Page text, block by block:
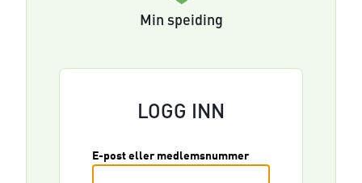
Min speiding
LOGG INN
E-post eller medlemsnummer